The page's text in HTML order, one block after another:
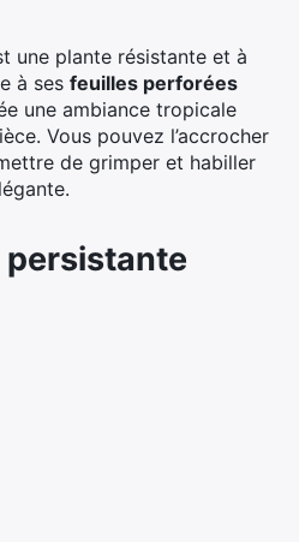
une plante résistante et à
à ses feuilles perforées
une ambiance tropicale
Vous pouvez l’accrocher
de grimper et habiller